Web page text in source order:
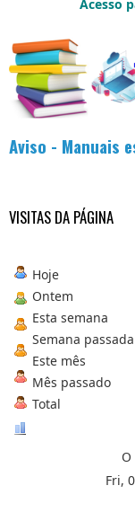
a
r
Acesso
Aviso - Manuais
VISITAS DA PÁGINA
Hoje
Ontem
Esta semana
Semana passada
Este mês
Mês passado
Total
Fri,